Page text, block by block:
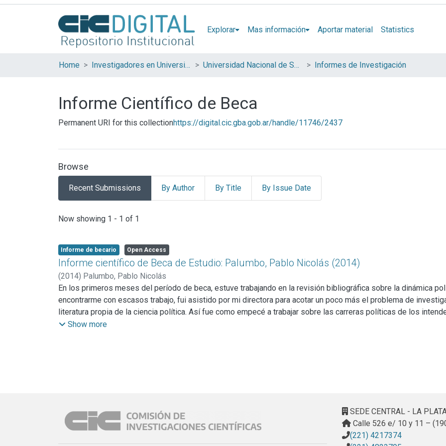
Explorar Mas información Aportar material Statistics
Home Investigadores en Universidades Nacionales de la provincia de Buenos Aires Universidad Nacional de San Martín (UNSAM) Informes de Investigación
Informe Científico de Beca
Permanent URI for this collectionhttps://digital.cic.gba.gob.ar/handle/11746/2437
Browse
Recent Submissions By Author By Title By Issue Date
Recent Submissions
Now showing 1 - 1 of 1
Informe de becario Open Access
Informe científico de Beca de Estudio: Palumbo, Pablo Nicolás (2014)
(2014) Palumbo, Pablo Nicolás
En los primeros meses del período de beca, estuve trabajando en la revisión bibliográfica sobre la dinámica
encontrarme con escasos trabajo, fui asistido por mi directora para acotar un poco más el problema de
literatura propia de la ciencia política. Así fue como empecé a trabajar sobre las carreras políticas de los
trabajar solo los 24 municipios que rodean la capital federal). Desde este enfoque me permitía estudiar el
de la democracia a esta parte. Contando con esta información pude seleccionar a distintos entrevistados con
zona norte/sur, del período duhaldista o kirchenrista, etc.).
En los meses finales del año comencé a realizar algunas entrevistas, que presentaron varias dificultades
insistencia, me fue concedida una entrevistas con dos intendentes en ejercicio y dos ex intendentes que
Show more
SEDE CENTRAL - LA
Calle 526 e/ 10 y 11 –
(221) 4217374